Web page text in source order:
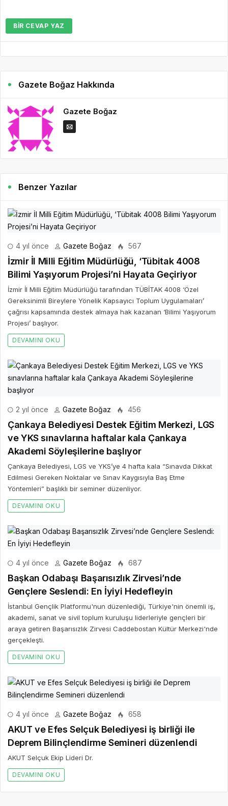
BIR CEVAP YAZ
Gazete Boğaz Hakkında
Gazete Boğaz
Benzer Yazılar
4 yıl önce Gazete Boğaz 567
İzmir İl Milli Eğitim Müdürlüğü, ‘Tübitak 4008
Bilimi Yaşıyorum Projesi’ni Hayata Geçiriyor
İzmir İl Milli Eğitim Müdürlüğü tarafından TÜBİTAK 4008 ‘Özel
Gereksinimli Bireylere Yönelik Kapsayıcı Toplum Uygulamaları’
çağrısı kapsamında destek almaya hak kazanan ‘Bilimi Yaşıyorum
Projesi’ başlıyor.
DEVAMINI OKU
2 yıl önce Gazete Boğaz 456
Çankaya Belediyesi Destek Eğitim Merkezi, LGS
ve YKS sınavlarına haftalar kala Çankaya
Akademi Söyleşilerine başlıyor
Çankaya Belediyesi, LGS ve YKS’ye 4 hafta kala “Sınavda Dikkat
Edilmesi Gereken Noktalar ve Sınav Kaygısıyla Baş Etme
Yöntemleri” başlıklı bir seminer düzenliyor.
DEVAMINI OKU
4 yıl önce Gazete Boğaz 687
Başkan Odabaşı Başarısızlık Zirvesi’nde
Gençlere Seslendi: En İyiyi Hedefleyin
İstanbul Gençlik Platformu'nun düzenlediği, Türkiye'nin önemli iş,
akademi, sanat ve sivil toplum kuruluşu liderleriyle gençleri bir
araya getiren Başarısızlık Zirvesi Caddebostan Kültür Merkezi'nde
gerçekleşti.
DEVAMINI OKU
4 yıl önce Gazete Boğaz 658
AKUT ve Efes Selçuk Belediyesi iş birliği ile
Deprem Bilinçlendirme Semineri düzenlendi
AKUT Selçuk Ekip Lideri Dr.
DEVAMINI OKU